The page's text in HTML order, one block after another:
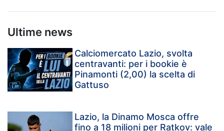
Ultime news
Calciomercato Lazio, svolta
centravanti: per i bookie è
Pinamonti (2,00) la scelta di
Gattuso
Lazio, la Dinamo Mosca offre
fino a 18 milioni per Ratkov: vale